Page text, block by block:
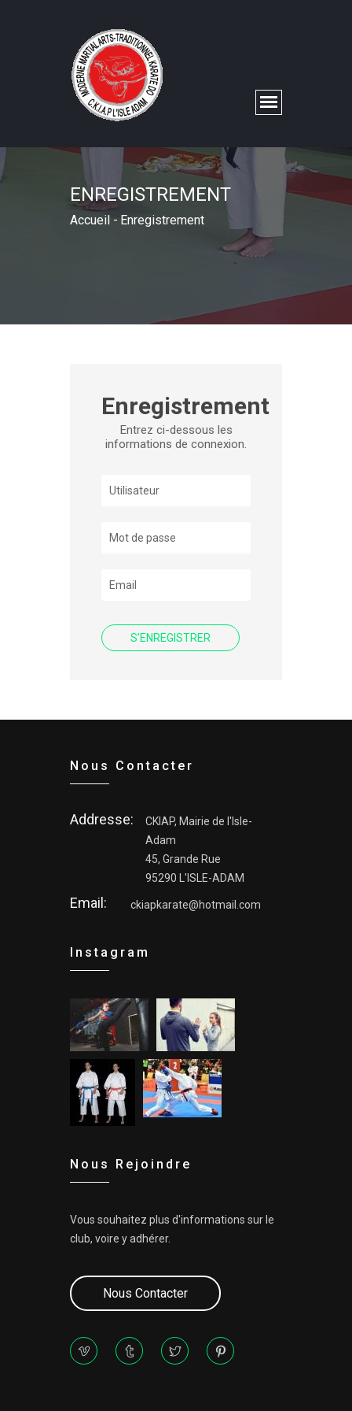
ENREGISTREMENT
Accueil - Enregistrement
Enregistrement
Entrez ci-dessous les
informations de connexion.
S'ENREGISTRER
Nous Contacter
Addresse:
CKIAP, Mairie de l'Isle-
Adam
45, Grande Rue
95290 L'ISLE-ADAM
Email: ckiapkarate@hotmail.com
Instagram
Nous Rejoindre
Vous souhaitez plus d'informations sur le
club, voire y adhérer.
Nous Contacter